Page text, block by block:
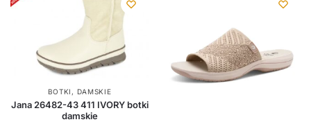
BOTKI , DAMSKIE
Jana 26482-43 411 IVORY botki
damskie